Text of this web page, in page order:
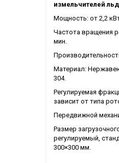
измельчителей
Мощность: от 2,2
Частота вращения
мин.
Материал:
304.
Регулируемая
зависит от типа
Передвижной
Размер
регулируемый,
300×300 мм.